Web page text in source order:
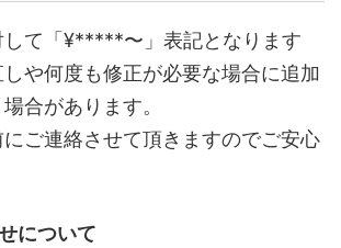
して「¥*****〜」表記となります
や何度も修正が必要な場合に追加
合があります。
ご連絡させて頂きますのでご安心
について